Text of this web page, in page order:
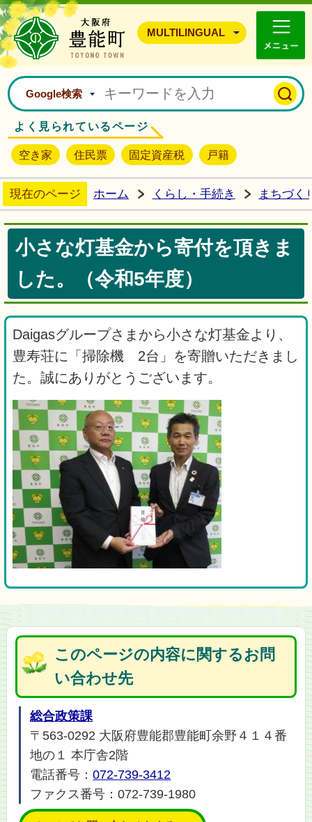
豊能町ホームページ
MULTILINGUAL
Google検索
よく見られているページ
空き家 住民票 固定資産税 戸籍
現在のページ ホーム くらし・手続き まちづく
小さな灯基金から寄付を頂きま
した。（令和5年度）
Daigasグループさまから小さな灯基金より、
豊寿荘に「掃除機 2台」を寄贈いただきまし
た。誠にありがとうございます。
このページの内容に関するお問
い合わせ先
総合政策課
〒563-0292 大阪府豊能郡豊能町余野４１４番
地の１ 本庁舎2階
電話番号：072-739-3412
ファクス番号：072-739-1980